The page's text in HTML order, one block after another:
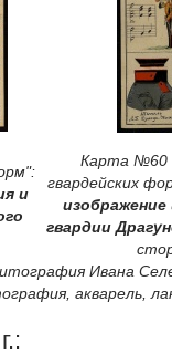
и
Карта №60
гвардейских
гвардии
Ивана
акварель,